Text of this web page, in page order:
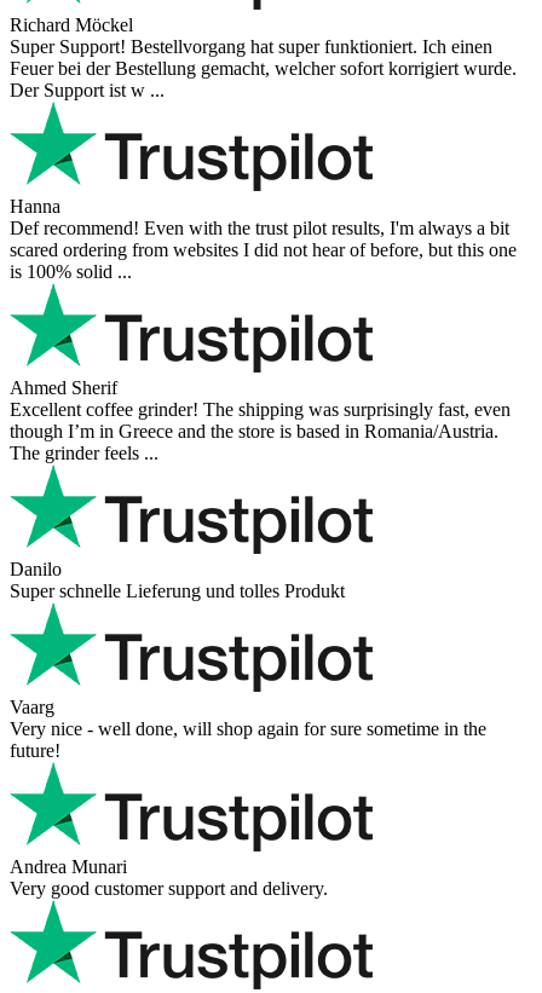
Richard Möckel
Super Support! Bestellvorgang hat super funktioniert. Ich einen
Feuer bei der Bestellung gemacht, welcher sofort korrigiert wurde.
Der Support ist w ...
Hanna
Def recommend! Even with the trust pilot results, I'm always a bit
scared ordering from websites I did not hear of before, but this one
is 100% solid ...
Ahmed Sherif
Excellent coffee grinder! The shipping was surprisingly fast, even
though I’m in Greece and the store is based in Romania/Austria.
The grinder feels ...
Danilo
Super schnelle Lieferung und tolles Produkt
Vaarg
Very nice - well done, will shop again for sure sometime in the
future!
Andrea Munari
Very good customer support and delivery.